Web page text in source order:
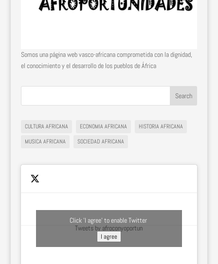
Somos una página web vasco-africana comprometida con la dignidad,
el conocimiento y el desarrollo de los pueblos de África
CULTURA AFRICANA ECONOMIA AFRICANA
HISTORIA AFRICANA
MUSICA AFRICANA
SOCIEDAD AFRICANA
Tweets by afroconyoportun
Click 'I agree' to enable Twitter
I agree